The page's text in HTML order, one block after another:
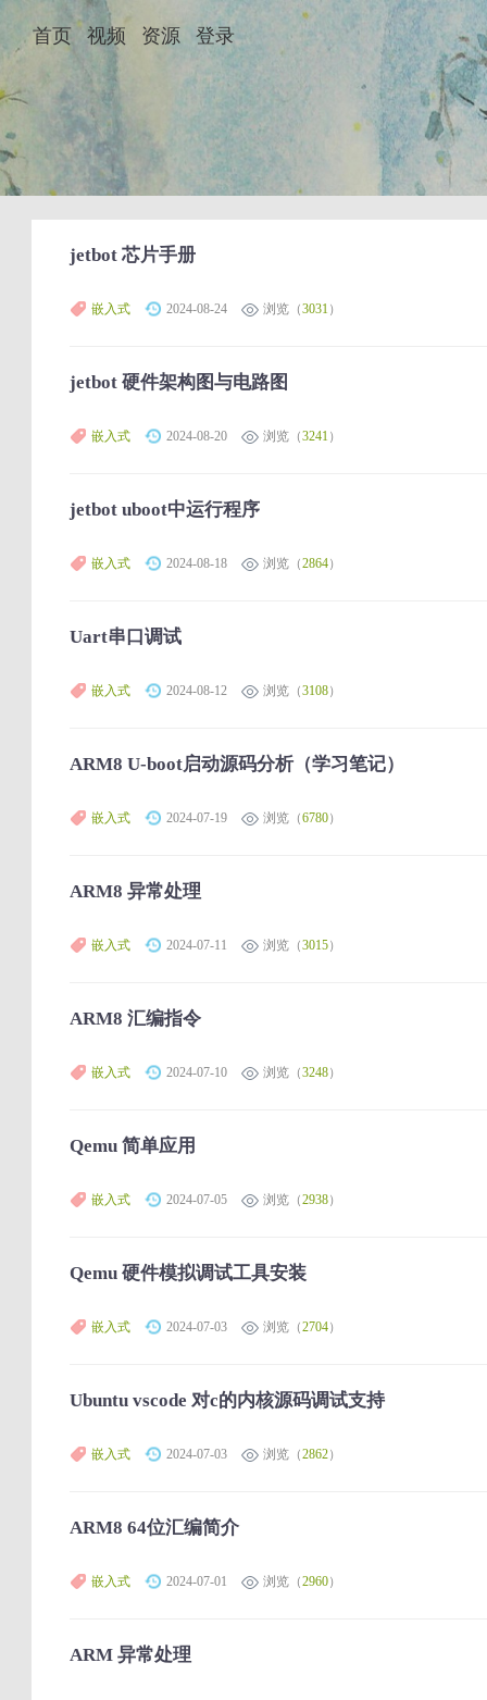
首页 视频 资源 登录
jetbot 芯片手册
嵌入式 2024-08-24 浏览（3031）
jetbot 硬件架构图与电路图
嵌入式 2024-08-20 浏览（3241）
jetbot uboot中运行程序
嵌入式 2024-08-18 浏览（2864）
Uart串口调试
嵌入式 2024-08-12 浏览（3108）
ARM8 U-boot启动源码分析（学习笔记）
嵌入式 2024-07-19 浏览（6780）
ARM8 异常处理
嵌入式 2024-07-11 浏览（3015）
ARM8 汇编指令
嵌入式 2024-07-10 浏览（3248）
Qemu 简单应用
嵌入式 2024-07-05 浏览（2938）
Qemu 硬件模拟调试工具安装
嵌入式 2024-07-03 浏览（2704）
Ubuntu vscode 对c的内核源码调试支持
嵌入式 2024-07-03 浏览（2862）
ARM8 64位汇编简介
嵌入式 2024-07-01 浏览（2960）
ARM 异常处理